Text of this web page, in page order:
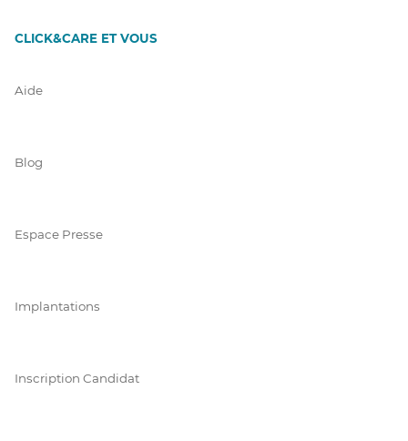
CLICK&CARE ET VOUS
Aide
Blog
Espace Presse
Implantations
Inscription Candidat